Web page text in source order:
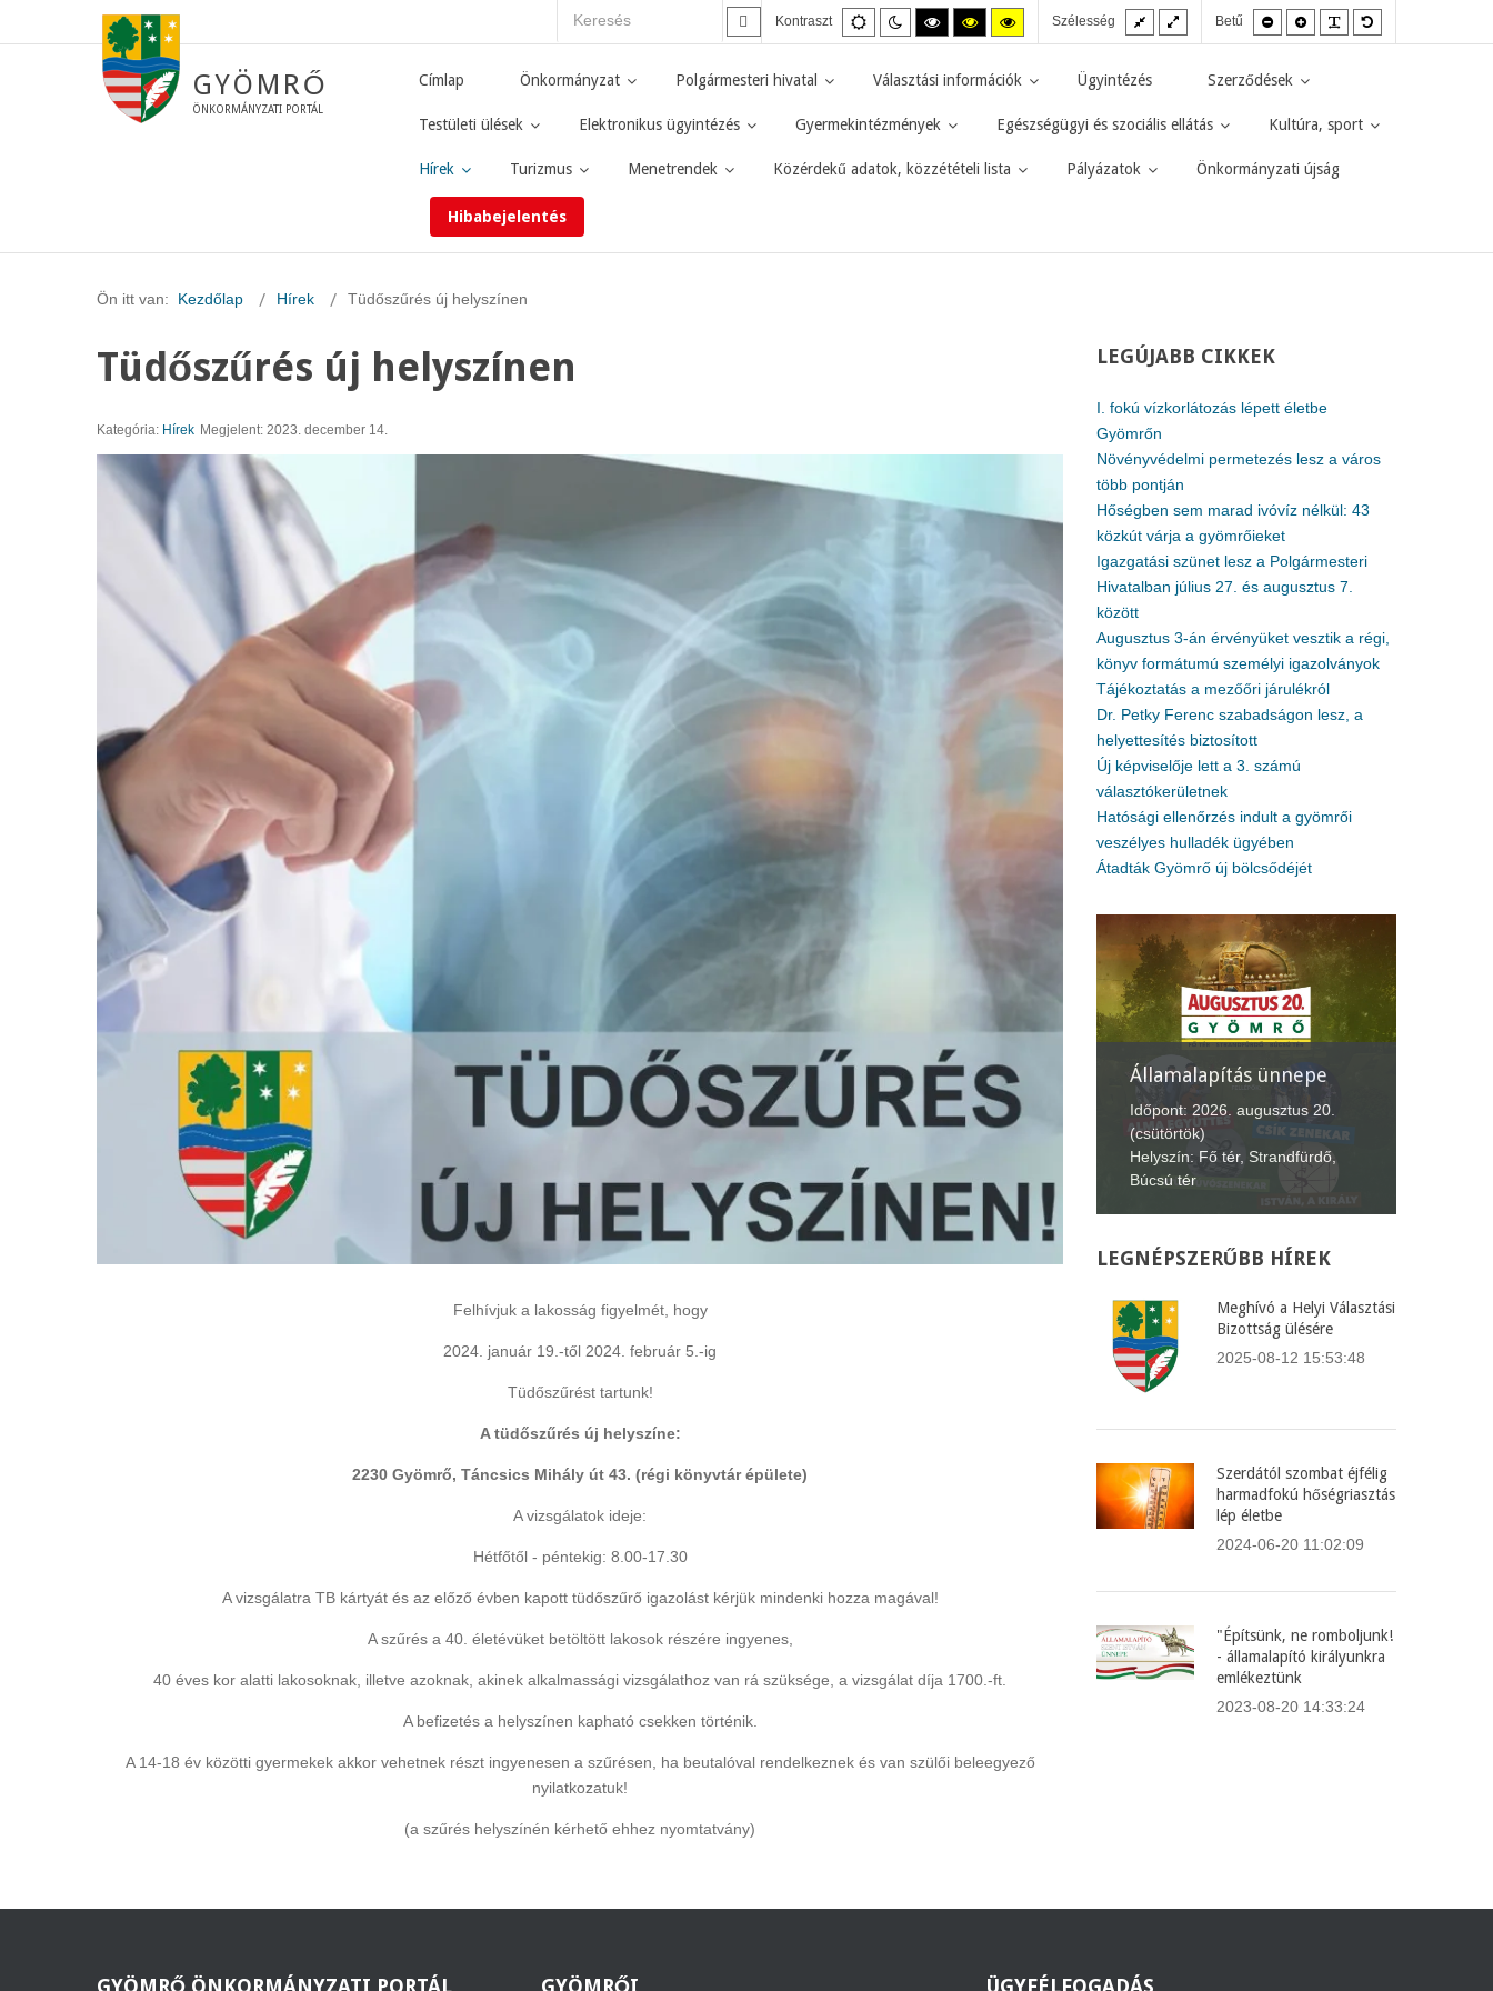
Kontraszt
Alapértelmezett
mód
Éjszakai
mód
Magas
kontraszt
mód.
Magas
kontraszt
mód.
Magas
kontraszt
mód.
Szélesség
Fix
elrendezés
Széles
elrendezés
Betű
Kisebb
betűméret
Nagyobb
betűméret
GYÖMRŐ
ÖNKORMÁNYZATI PORTÁL
Címlap Önkormányzat Polgármesteri hivatal Választási információk Ügyintézés Szerződések
Testületi ülések Elektronikus ügyintézés Gyermekintézmények Egészségügyi és szociális ellátás Kultúra, sport
Hírek Turizmus Menetrendek Közérdekű adatok, közzétételi lista Pályázatok Önkormányzati újság
Hibabejelentés
Ön itt van: Kezdőlap Hírek Tüdőszűrés új helyszínen
Tüdőszűrés új helyszínen
Kategória: Hírek Megjelent: 2023. december 14.
Felhívjuk a lakosság figyelmét, hogy
2024. január 19.-től 2024. február 5.-ig
Tüdőszűrést tartunk!
A tüdőszűrés új helyszíne:
2230 Gyömrő, Táncsics Mihály út 43. (régi könyvtár épülete)
A vizsgálatok ideje:
Hétfőtől - péntekig: 8.00-17.30
A vizsgálatra TB kártyát és az előző évben kapott tüdőszűrő igazolást kérjük mindenki hozza magával!
A szűrés a 40. életévüket betöltött lakosok részére ingyenes,
40 éves kor alatti lakosoknak, illetve azoknak, akinek alkalmassági vizsgálathoz van rá szüksége, a vizsgálat díja 1700.-ft.
A befizetés a helyszínen kapható csekken történik.
A 14-18 év közötti gyermekek akkor vehetnek részt ingyenesen a szűrésen, ha beutalóval rendelkeznek és van szülői beleegyező
nyilatkozatuk!
(a szűrés helyszínén kérhető ehhez nyomtatvány)
LEGÚJABB CIKKEK
I. fokú vízkorlátozás lépett életbe
Gyömrőn
Növényvédelmi permetezés lesz a város
több pontján
Hőségben sem marad ivóvíz nélkül: 43
közkút várja a gyömrőieket
Igazgatási szünet lesz a Polgármesteri
Hivatalban július 27. és augusztus 7.
között
Augusztus 3-án érvényüket vesztik a régi,
könyv formátumú személyi igazolványok
Tájékoztatás a mezőőri járulékról
Dr. Petky Ferenc szabadságon lesz, a
helyettesítés biztosított
Új képviselője lett a 3. számú
választókerületnek
Hatósági ellenőrzés indult a gyömrői
veszélyes hulladék ügyében
Átadták Gyömrő új bölcsődéjét
Rákóczi Napok
Időpont: 2026. július 3-4.
(péntek-szombat)
Államalapítás ünnepe
Időpont: 2026. augusztus 20.
(csütörtök)
Búcsú tér
XII. Gyömrői
Lecsófesztivál
Időpont: 2026. szeptember 4-6.
(péntek-vasárnap)
Helyszín: Búcsú tér
LEGNÉPSZERŰBB HÍREK
Meghívó a Helyi Választási
Bizottság ülésére
2025-08-12 15:53:48
Szerdától szombat éjfélig
harmadfokú hőségriasztás
lép életbe
2024-06-20 11:02:09
"Építsünk, ne romboljunk!
- államalapító királyunkra
emlékeztünk
2023-08-20 14:33:24
GYÖMRŐ ÖNKORMÁNYZATI PORTÁL GYÖMRŐI ÜGYFÉLFOGADÁS